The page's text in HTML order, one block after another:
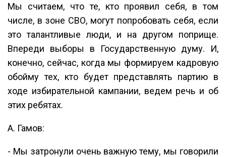
Мы считаем, что те, кто проявил себя, в том
числе, в зоне СВО, могут попробовать себя, если
это талантливые люди, и на другом поприще.
Впереди выборы в Государственную думу. И,
конечно, сейчас, когда мы формируем кадровую
обойму тех, кто будет представлять партию в
ходе избирательной кампании, ведем речь и об
этих ребятах.
А. Гамов:
- Мы затронули очень важную тему, мы говорили